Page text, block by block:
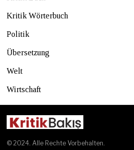
Kritik Wörterbuch
Politik
Übersetzung
Welt
Wirtschaft
© 2024. Alle Rechte Vorbehalten.